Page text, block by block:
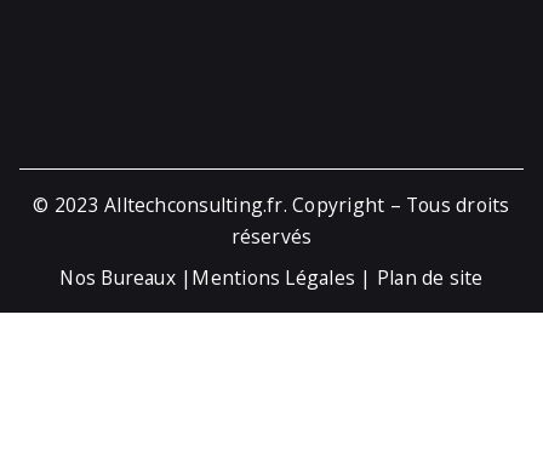
© 2023Alltechconsulting.fr. Copyright – Tous droits
réservés
Nos Bureaux| Mentions Légales | Plan de site